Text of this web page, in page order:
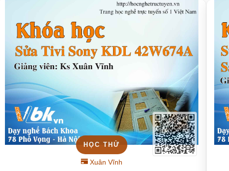
HỌC THỬ
Xuân Vĩnh